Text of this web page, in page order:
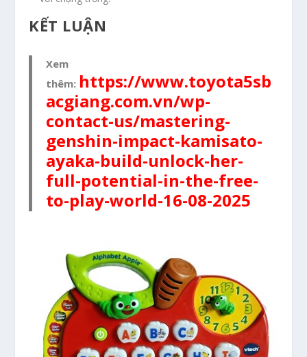
KẾT LUẬN
Xem
thêm: https://www.toyota5sb
acgiang.com.vn/wp-
contact-us/mastering-
genshin-impact-kamisato-
ayaka-build-unlock-her-
full-potential-in-the-free-
to-play-world-16-08-2025